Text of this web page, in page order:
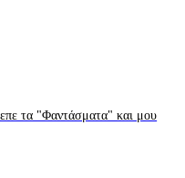
τα "Φαντάσματα" και μου